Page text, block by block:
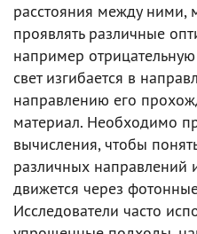
расстояния между ними,
проявлять различные
например
свет изгибается в
направлению его
материал. Необходимо
вычисления, чтобы
различных направлений
движется через
Исследователи часто